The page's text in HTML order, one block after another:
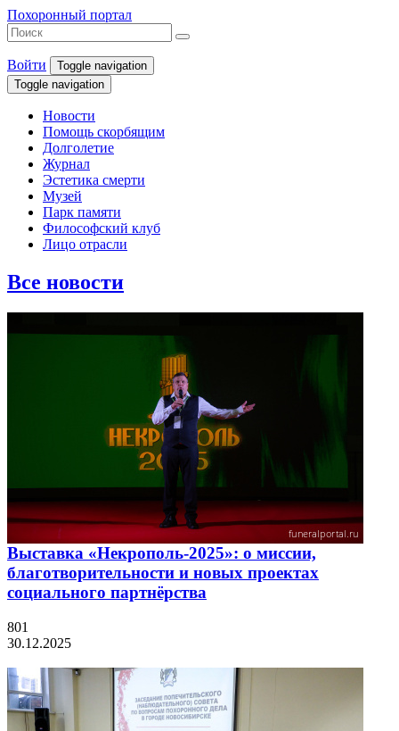
Похоронный портал
Войти
Toggle navigation
Toggle navigation
Новости
Помощь скорбящим
Долголетие
Журнал
Эстетика смерти
Музей
Парк памяти
Философский клуб
Лицо отрасли
Все новости
Выставка «Некрополь-2025»: о миссии,
благотворительности и новых проектах
социального партнёрства
801
30.12.2025